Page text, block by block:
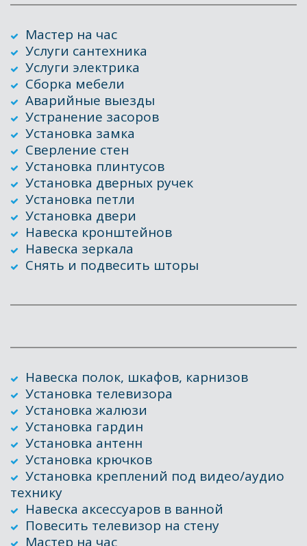
Мастер на час
Услуги сантехника
Услуги электрика
Сборка мебели
Аварийные выезды
Устранение засоров
Установка замка
Сверление стен
Установка плинтусов
Установка дверных ручек
Установка петли
Установка двери
Навеска кронштейнов
Навеска зеркала
Снять и подвесить шторы
Навеска полок, шкафов, карнизов
Установка телевизора
Установка жалюзи
Установка гардин
Установка антенн
Установка крючков
Установка креплений под видео/аудио
технику
Навеска аксессуаров в ванной
Повесить телевизор на стену
Мастер на час